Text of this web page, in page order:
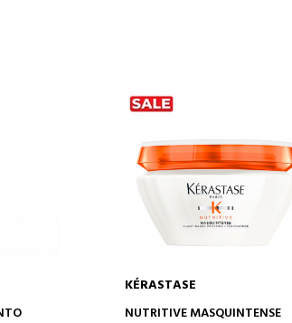
ADD TO CART
KÉRASTASE
NUTRITIVE MASQUINTENSE